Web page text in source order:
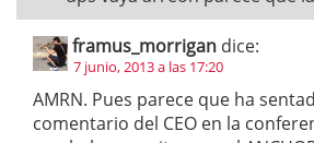
framus_morrigan dice:
7 junio, 2013 a las 17:20
AMRN. Pues parece que ha
comentario del CEO en la